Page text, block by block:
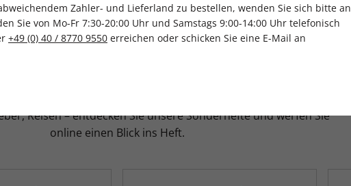
Reisen – entdecken Sie unsere Sonderhefte und werfen Sie
online einen Blick ins Heft.
Zahler- und Lieferland zu bestellen, wenden Sie sich bitte an
Sie von Mo-Fr 7:30-20:00 Uhr und Samstags 9:00-14:00 Uhr telefonisch
+49 (0) 40 / 8770 9550 erreichen oder schicken Sie eine E-Mail an